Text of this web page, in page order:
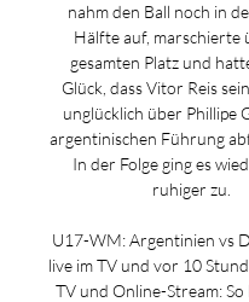
nahm den Ball noch in
Hälfte auf, marschierte
gesamten Platz und
Glück, dass Vitor Reis
unglücklich über Phillipe
argentinischen Führung
In der Folge ging es
ruhiger zu.
U17-WM: Argentinien vs
live im TV und vor 10
TV und Online-Stream: So